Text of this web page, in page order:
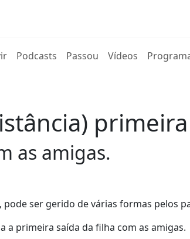
(current)
Podcasts Passou Vídeos
as amigas.
ser gerido de várias formas pelos
a primeira saída da filha com as amigas.